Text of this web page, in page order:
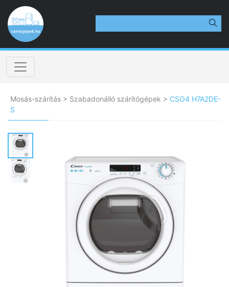
Mosás-szárítás > Szabadonálló szárítógépek > CSO4 H7A2DE-
S